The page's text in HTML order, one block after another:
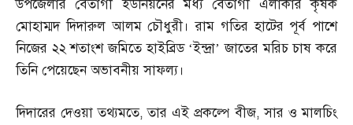
উপজেলার বেতাগী ইউনিয়নের মধ্য বেতাগী এলাকার কৃষক
মোহাম্মদ দিদারুল আলম চৌধুরী। রাম গতির হাটের পূর্ব পাশে
নিজের ২২ শতাংশ জমিতে হাইব্রিড ‘ইন্দ্রা’ জাতের মরিচ চাষ করে
তিনি পেয়েছেন অভাবনীয় সাফল্য।
দিদারের দেওয়া তথ্যমতে,তার এই প্রকল্পে বীজ,সার ও মালচিং